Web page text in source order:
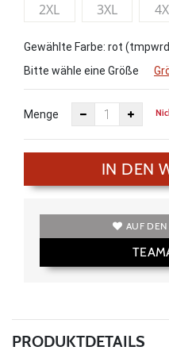
2XL
3XL
Gewählte Farbe: rot
Bitte wähle eine Größe
Menge
IN DEN
AUF DEN
PRODUKTDETAILS